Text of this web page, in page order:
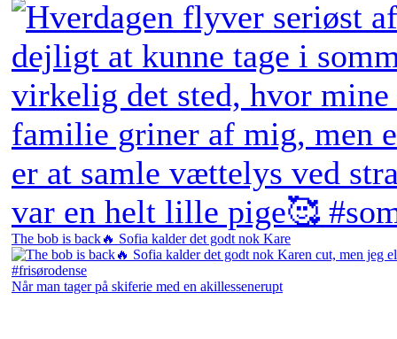
The bob is back🔥 Sofia kalder det godt nok Kare
Når man tager på skiferie med en akillessenerupt